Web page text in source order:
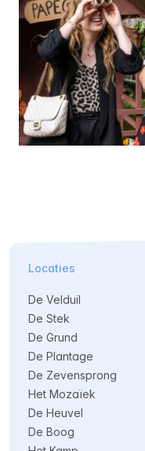
Locaties
De Velduil
De Stek
De Grund
De Plantage
De Zevensprong
Het Mozaïek
De Heuvel
De Boog